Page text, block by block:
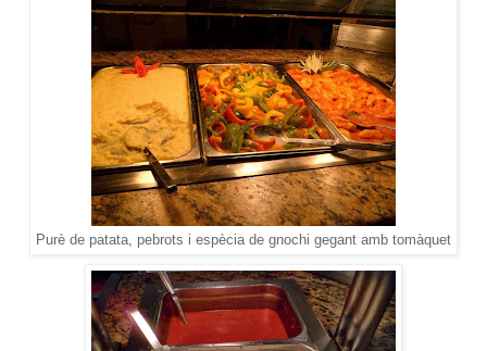
Purè de patata, pebrots i espècia de gnochi gegant amb tomàquet